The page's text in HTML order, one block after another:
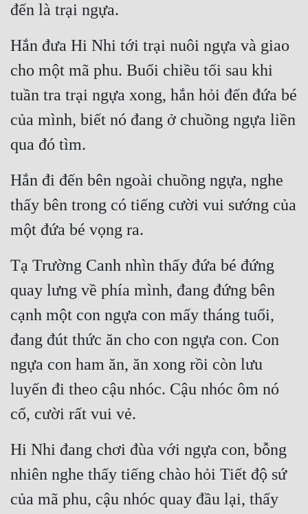
đến là trại ngựa.
Hắn đưa Hi Nhi tới trại nuôi ngựa và giao
cho một mã phu. Buổi chiều tối sau khi
tuần tra trại ngựa xong, hắn hỏi đến đứa bé
của mình, biết nó đang ở chuồng ngựa liền
qua đó tìm.
Hắn đi đến bên ngoài chuồng ngựa, nghe
thấy bên trong có tiếng cười vui sướng của
một đứa bé vọng ra.
Tạ Trường Canh nhìn thấy đứa bé đứng
quay lưng về phía mình, đang đứng bên
cạnh một con ngựa con mấy tháng tuổi,
đang đút thức ăn cho con ngựa con. Con
ngựa con ham ăn, ăn xong rồi còn lưu
luyến đi theo cậu nhóc. Cậu nhóc ôm nó
cổ, cười rất vui vẻ.
Hi Nhi đang chơi đùa với ngựa con, bỗng
nhiên nghe thấy tiếng chào hỏi Tiết độ sứ
của mã phu, cậu nhóc quay đầu lại, thấy